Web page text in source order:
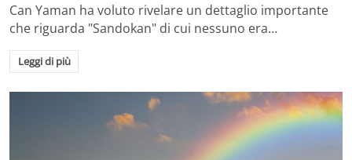
Can Yaman ha voluto rivelare un dettaglio importante
che riguarda "Sandokan" di cui nessuno era…
Leggi di più